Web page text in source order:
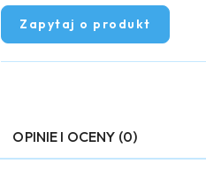
Zapytaj o produkt
OPINIE I OCENY (0)